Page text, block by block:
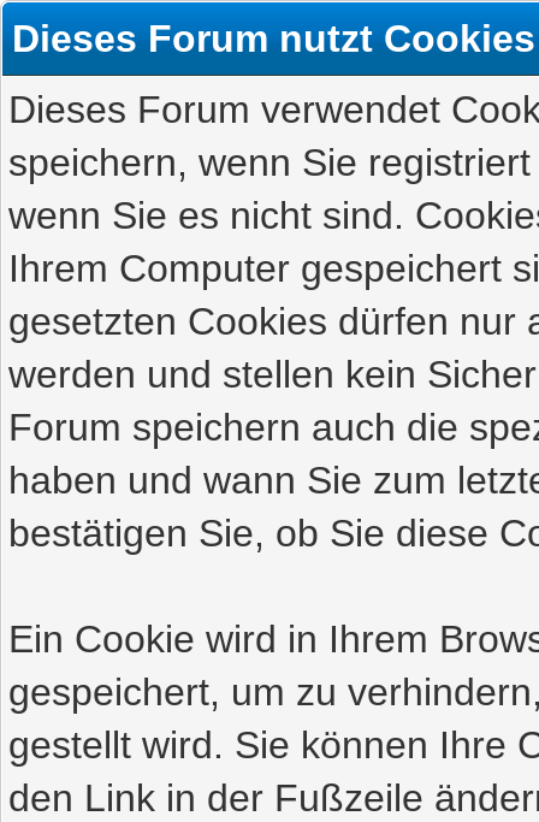
Dieses Forum nutzt Cookies
Dieses Forum verwendet
speichern, wenn Sie
wenn Sie es nicht sind.
Ihrem Computer gespeichert
gesetzten Cookies dürfen nur
werden und stellen kein
Forum speichern auch die
haben und wann Sie zum
bestätigen Sie, ob Sie diese
Ein Cookie wird in Ihrem
gespeichert, um zu
gestellt wird. Sie können Ihre
den Link in der Fußzeile